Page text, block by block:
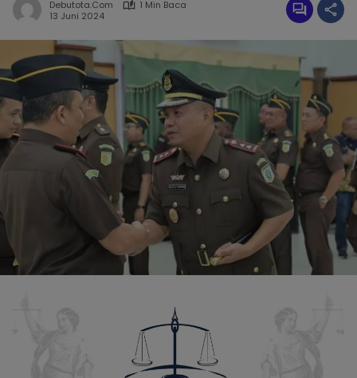
Debutota.com
1 Min Baca
13 Juni 2024